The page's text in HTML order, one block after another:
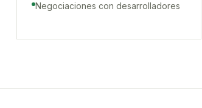
Negociaciones con desarrolladores